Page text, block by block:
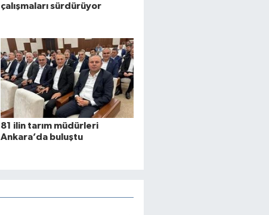
çalışmaları sürdürüyor
81 ilin tarım müdürleri
Ankara’da buluştu